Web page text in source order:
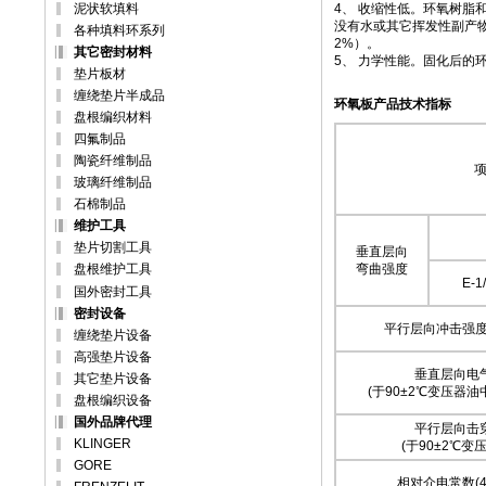
泥状软填料
各种填料环系列
其它密封材料
垫片板材
缠绕垫片半成品
盘根编织材料
四氟制品
陶瓷纤维制品
玻璃纤维制品
石棉制品
维护工具
垫片切割工具
盘根维护工具
国外密封工具
密封设备
缠绕垫片设备
高强垫片设备
其它垫片设备
盘根编织设备
国外品牌代理
KLINGER
GORE
4、 收缩性低。环氧树脂
没有水或其它挥发性副产
2%）。
5、 力学性能。固化后的
环氧板产品技术指标
垂直层向
弯曲强度
E-
平行层向冲击强
垂直层向电
(于90±2℃变压器油
平行层向击
(于90±2℃变
相对介电常数